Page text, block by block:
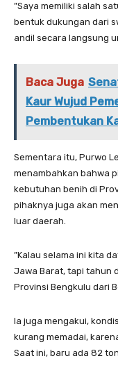
”Saya memiliki salah
bentuk dukungan dari
andil secara langsung
Baca Juga
Kaur Wujud
Pembentukan
Sementara itu, Purwo
menambahkan bahwa
kebutuhan benih di
pihaknya juga akan
luar daerah.
”Kalau selama ini kita
Jawa Barat, tapi tahun
Provinsi Bengkulu dari
Ia juga mengakui,
kurang memadai,
Saat ini, baru ada 82